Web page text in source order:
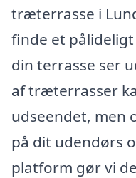
træterrasse i
finde et
din terrasse ser
af træterrasser
udseendet, men
på dit udendørs
platform gør vi